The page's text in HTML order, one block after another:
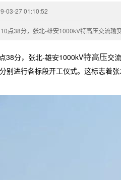
03-27 01:10:52
点38分，张北-雄安1000kV特高压交流输
分，张北-雄安1000kV特高压交
别进行各标段开工仪式。这标志着